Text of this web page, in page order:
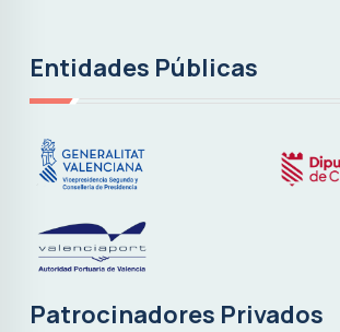
Entidades Públicas
Patrocinadores Privados